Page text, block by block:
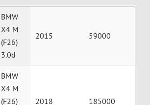
Auto
BMW
X4 M
(F26)
3.0d
2015 59000
BMW
X4 M
(F26)
2018 185000